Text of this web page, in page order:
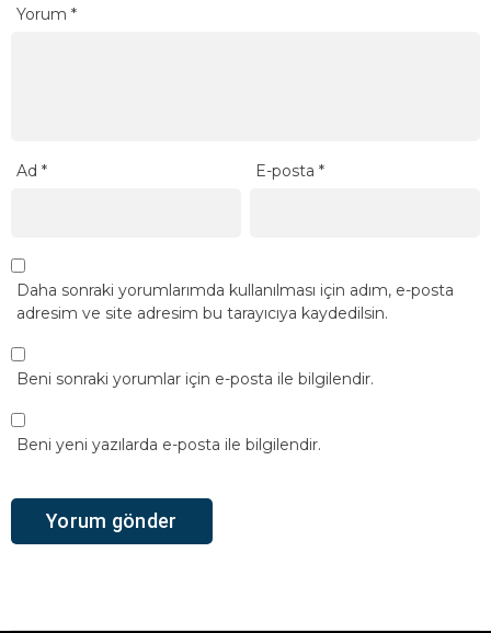
Yorum *
Ad * E-posta*
Daha sonraki yorumlarımda kullanılması için adım, e-posta
adresim ve site adresim bu tarayıcıya kaydedilsin.
Beni sonraki yorumlar için e-posta ile bilgilendir.
Beni yeni yazılarda e-posta ile bilgilendir.